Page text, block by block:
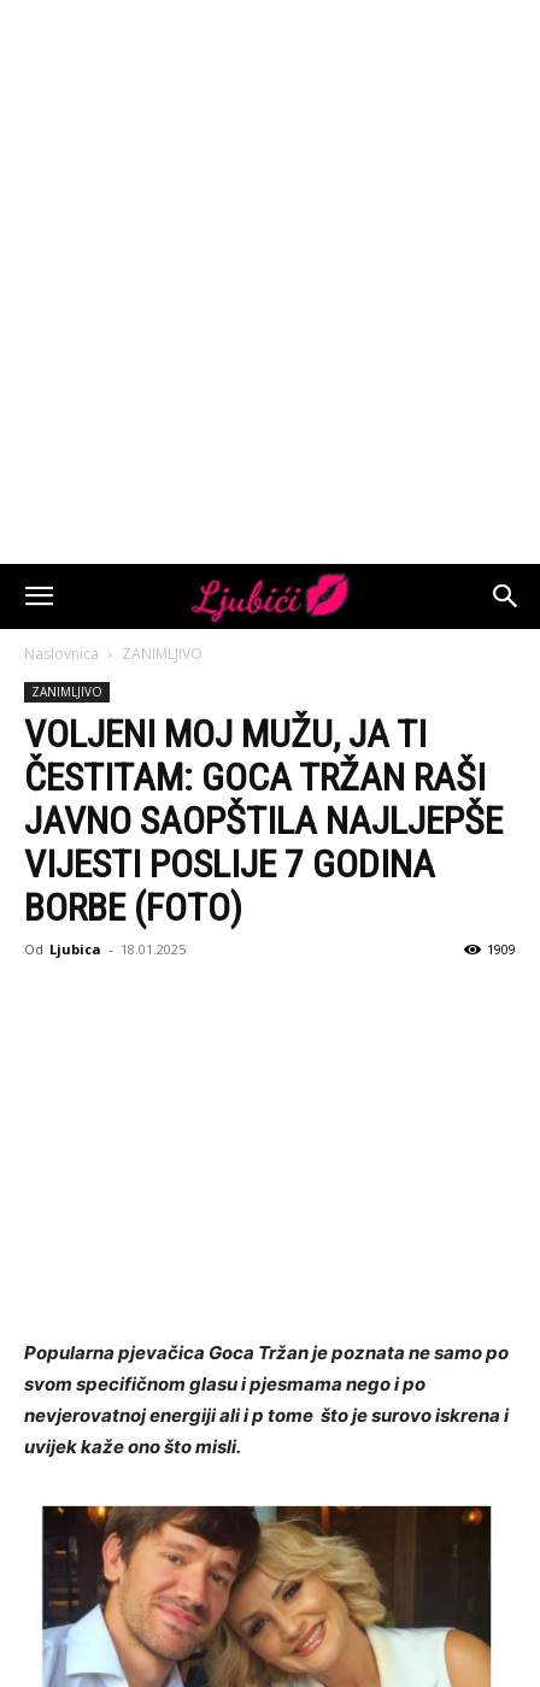
Naslovnica ZANIMLJIVO
ZANIMLJIVO
VOLJENI MOJ MUŽU, JA TI
ČESTITAM: GOCA TRŽAN RAŠI
JAVNO SAOPŠTILA NAJLJEPŠE
VIJESTI POSLIJE 7 GODINA
BORBE (FOTO)
Od Ljubica - 18.01.2025 1909
Popularna pjevačica Goca Tržan je poznata ne samo po
svom specifičnom glasu i pjesmama nego i po
nevjerovatnoj energiji ali i p tome što je surovo iskrena i
uvijek kaže ono što misli.